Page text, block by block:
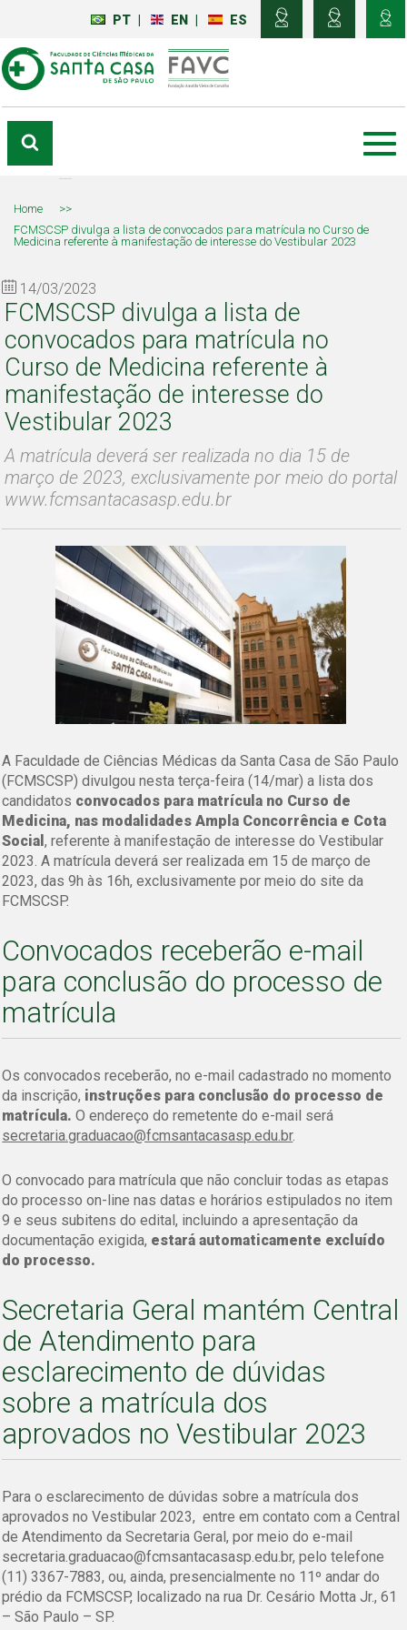
PT EN ES
Home
>>
FCMSCSP divulga a lista de convocados para matrícula no Curso de
Medicina referente à manifestação de interesse do Vestibular 2023
14/03/2023
FCMSCSP divulga a lista de
convocados para matrícula no
Curso de Medicina referente à
manifestação de interesse do
Vestibular 2023
A matrícula deverá ser realizada no dia 15 de
março de 2023, exclusivamente por meio do portal
www.fcmsantacasasp.edu.br
A Faculdade de Ciências Médicas da Santa Casa de São Paulo
(FCMSCSP) divulgou nesta terça-feira (14/mar) a lista dos
candidatos convocados para matrícula no Curso de
Medicina, nas modalidades Ampla Concorrência e Cota
Social, referente à manifestação de interesse do Vestibular
2023. A matrícula deverá ser realizada em 15 de março de
2023, das 9h às 16h, exclusivamente por meio do site da
FCMSCSP.
Convocados receberão e-mail
para conclusão do processo de
matrícula
Os convocados receberão, no e-mail cadastrado no momento
da inscrição, instruções para conclusão do processo de
matrícula. O endereço do remetente do e-mail será
secretaria.graduacao@fcmsantacasasp.edu.br.
O convocado para matrícula que não concluir todas as etapas
do processo on-line nas datas e horários estipulados no item
9 e seus subitens do edital, incluindo a apresentação da
documentação exigida, estará automaticamente excluído
do processo.
Secretaria Geral mantém Central
de Atendimento para
esclarecimento de dúvidas
sobre a matrícula dos
aprovados no Vestibular 2023
Para o esclarecimento de dúvidas sobre a matrícula dos
aprovados no Vestibular 2023, entre em contato com a Central
de Atendimento da Secretaria Geral, por meio do e-mail
secretaria.graduacao@fcmsantacasasp.edu.br, pelo telefone
(11) 3367-7883, ou, ainda, presencialmente no 11º andar do
prédio da FCMSCSP, localizado na rua Dr. Cesário Motta Jr., 61
– São Paulo – SP.